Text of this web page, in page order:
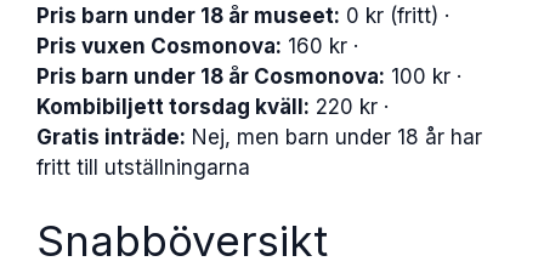
Pris barn under 18 år museet: 0 kr (fritt) ·
Pris vuxen Cosmonova: 160 kr ·
Pris barn under 18 år Cosmonova: 100 kr ·
Kombibiljett torsdag kväll: 220 kr ·
Gratis inträde: Nej, men barn under 18 år har
fritt till utställningarna
Snabböversikt